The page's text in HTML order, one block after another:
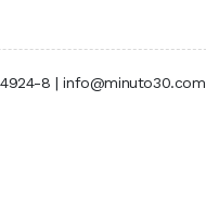
8 | info@minuto30.com